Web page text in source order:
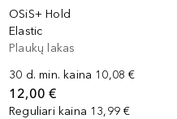
OSiS+ Hold
Elastic
Plaukų lakas
30 d. min. kaina 10,08 €
12,00 €
Reguliari kaina 13,99 €